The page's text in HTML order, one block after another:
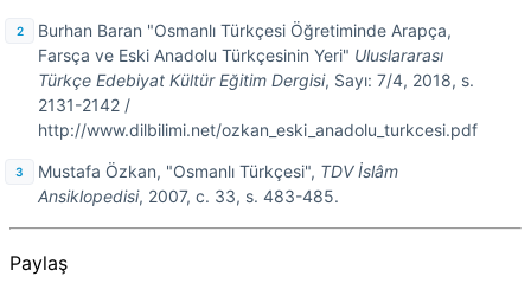
Burhan Baran "Osmanlı Türkçesi Öğretiminde Arapça,
Farsça ve Eski Anadolu Türkçesinin Yeri" Uluslararası
Türkçe Edebiyat Kültür Eğitim Dergisi, Sayı: 7/4, 2018, s.
2131-2142 /
http://www.dilbilimi.net/ozkan_eski_anadolu_turkcesi.pdf
Mustafa Özkan, "Osmanlı Türkçesi", TDV İslâm
Ansiklopedisi, 2007, c. 33, s. 483-485.
Paylaş